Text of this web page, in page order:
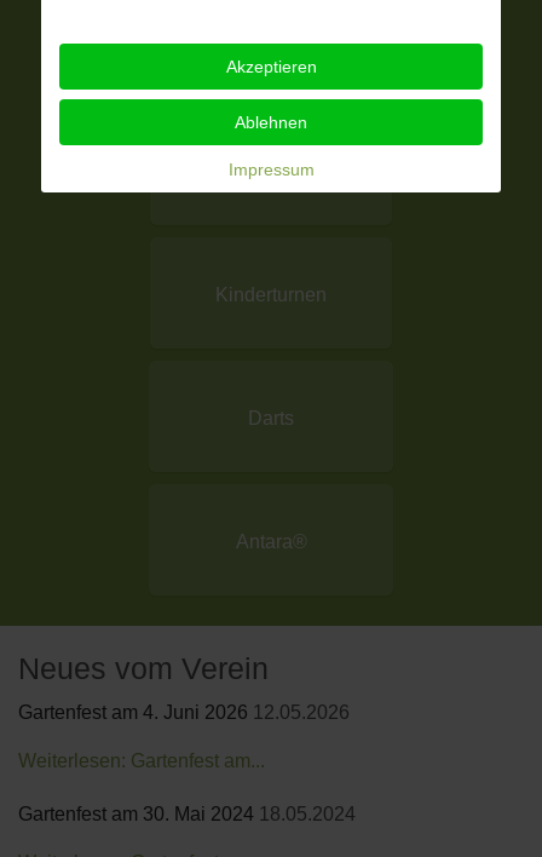
Frauenturnen
Aerobic
Kinderturnen
Darts
Antara®
Neues vom Verein
Gartenfest am 4. Juni 2026 12.05.2026
Weiterlesen: Gartenfest am...
Gartenfest am 30. Mai 2024 18.05.2024
Akzeptieren
Ablehnen
Impressum